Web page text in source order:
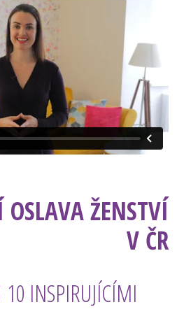
OSLAVA ŽENSTVÍ
V ČR
10 INSPIRUJÍCÍMI